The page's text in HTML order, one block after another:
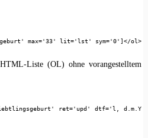
max='33' lit='lst' sym='0']</ol>
Liste (OL) ohne vorangestelltem
ret='upd' dtf='l, d.m.Y